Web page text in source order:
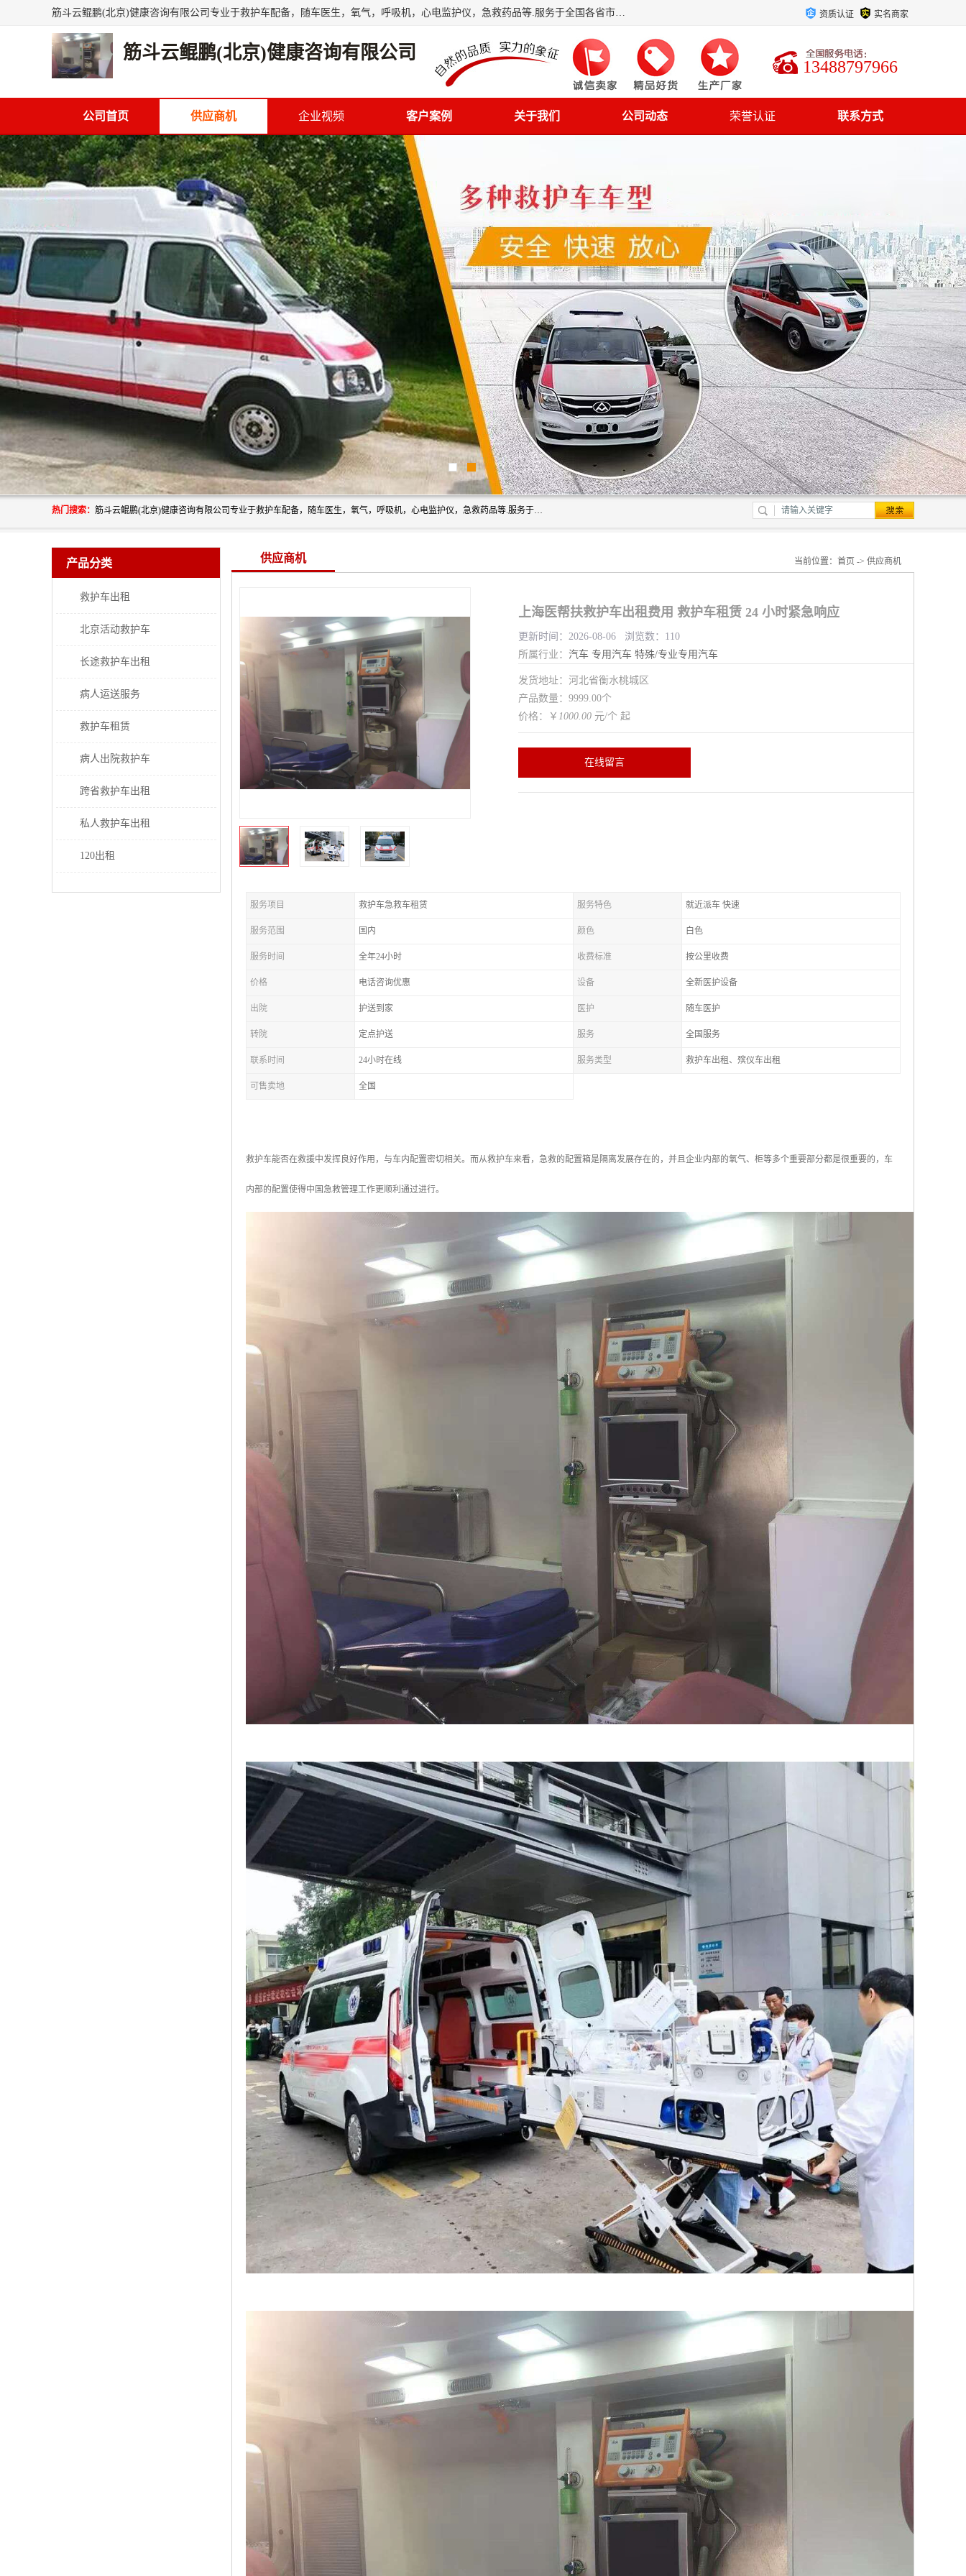
筋斗云鲲鹏(北京)健康咨询有限公司专业于救护车配备，随车医生，氧气，呼吸机，心电监护仪，急救药品等.服务于全国各省市之间伤病员和病愈者及家属的往返接送，及其他需要救护车特需服务的各项业务；承接各种会议、比赛、影视拍摄等所需的救护车服务；承接跨各省市救护*、救护车送病人到机场和火车站等各个指定区域。 资质认证 实名商家
筋斗云鲲鹏(北京)健康咨询有限公司
13488797966
公司首页 供应商机 企业视频 客户案例 关于我们 公司动态 荣誉认证 联系方式
热门搜索： 筋斗云鲲鹏(北京)健康咨询有限公司专业于救护车配备，随车医生，氧气，呼吸机，心电监护仪，急救药品等.服务于全国各省市之间伤病员和病愈者及家属的往返接送，及其他需要救护车特需服务的各项业务；承接各种会议、比赛、影视拍摄等所需的救护车服务；承接跨各省市救护*、救护车送病人到机场和火车站等各个指定区域。
产品分类
救护车出租
北京活动救护车
长途救护车出租
病人运送服务
救护车租赁
病人出院救护车
跨省救护车出租
私人救护车出租
120出租
供应商机 当前位置： 首页 -> 供应商机
上海医帮扶救护车出租费用 救护车租赁 24 小时紧急响应
更新时间：2026-08-06 浏览数：110
所属行业： 汽车 专用汽车 特殊/专业专用汽车
发货地址：河北省衡水桃城区
产品数量：9999.00个
价格：￥ 1000.00 元/个 起
在线留言
服务项目 救护车急救车租赁 服务特色 就近派车 快速
服务范围 国内 颜色 白色
服务时间 全年24小时 收费标准 按公里收费
价格 电话咨询优惠 设备 全新医护设备
出院 护送到家 医护 随车医护
转院 定点护送 服务 全国服务
联系时间 24小时在线 服务类型 救护车出租、殡仪车出租
可售卖地 全国
救护车能否在救援中发挥良好作用，与车内配置密切相关。而从救护车来看，急救的配置箱是隔离发展存在的，并且企业内部的氧气、柜等多个重要部分都是很重要的，车
内部的配置使得中国急救管理工作更顺利通过进行。